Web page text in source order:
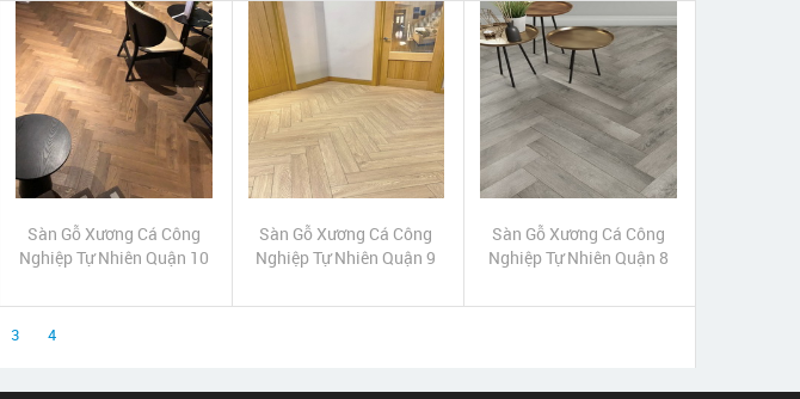
Sàn Gỗ Xương Cá Công
Nghiệp Tự Nhiên Quận 10
Sàn Gỗ Xương Cá Công
Nghiệp Tự Nhiên Quận 9
Sàn Gỗ Xương Cá Công
Nghiệp Tự Nhiên Quận 8
3 4